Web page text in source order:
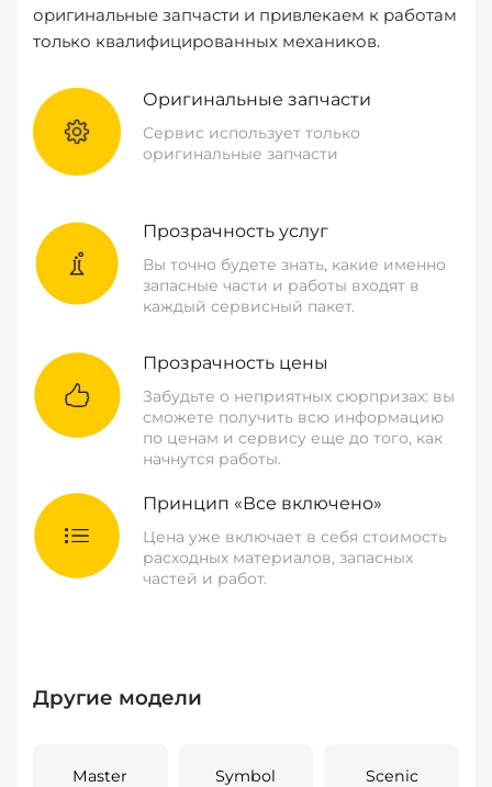
оригинальные запчасти и привлекаем к работам
только квалифицированных механиков.
Оригинальные запчасти
Сервис использует только
оригинальные запчасти
Прозрачность услуг
Вы точно будете знать, какие именно
запасные части и работы входят в
каждый сервисный пакет.
Прозрачность цены
Забудьте о неприятных сюрпризах: вы
сможете получить всю информацию
по ценам и сервису еще до того, как
начнутся работы.
Принцип «Все включено»
Цена уже включает в себя стоимость
расходных материалов, запасных
частей и работ.
Другие модели
Master Symbol Scenic